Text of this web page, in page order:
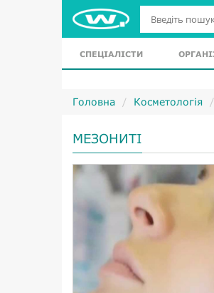
СПЕЦІАЛІСТИ
Головна Косметологія
МЕЗОНИТІ